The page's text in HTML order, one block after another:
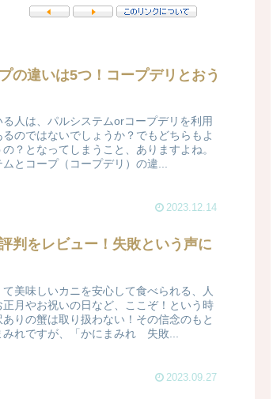
の違いは5つ！コープデリとおう
人は、パルシステムorコープデリを利用
のではないでしょうか？でもどちらもよ
？となってしまうこと、ありますよね。
とコープ（コープデリ）の違...
2023.12.14
判をレビュー！失敗という声に
美味しいカニを安心して食べられる、人
月やお祝いの日など、ここぞ！という時
りの蟹は取り扱わない！その信念のもと
れですが、「かにまみれ 失敗...
2023.09.27